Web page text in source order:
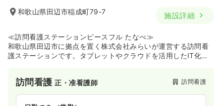
日祝休み
気になる 詳細を見る
時間
8:30～12:00
和歌山県田辺市稲成町79-7 施設詳細
≪訪問看護ステーションピースフル たなべ≫
和歌山県田辺市に拠点を置く株式会社みらいが運営する訪問看
護ステーションです。タブレットやクラウドを活用したIT化に
トや資格取得支援制度が整っており、訪問看護が初めての方で
も安心してキャリアを積み、長く活躍できるバックアップ体制
も大きな魅力です。
訪問看護正・准看護師 訪問看護